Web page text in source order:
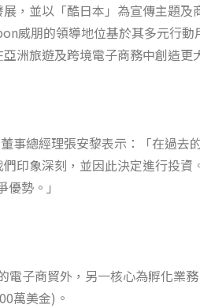
，並以「酷日本」為宣傳主題
威朋的領導地位基於其多元行
洲旅遊及跨境電子商務中創造更
事總經理張安黎表示：「在過
印象深刻，並因此決定進行投
勢。」
子商貿外，另一核心為孵化業
萬美金)。